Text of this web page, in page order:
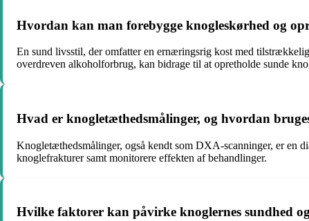
Hvordan kan man forebygge knogleskørhed og
En sund livsstil, der omfatter en ernæringsrig kost med
overdreven alkoholforbrug, kan bidrage til at opretholde sunde
Hvad er knogletæthedsmålinger, og hvordan
Knogletæthedsmålinger, også kendt som DXA-scanninger, er en
knoglefrakturer samt monitorere effekten af behandlinger.
Hvilke faktorer kan påvirke knoglernes sundhed